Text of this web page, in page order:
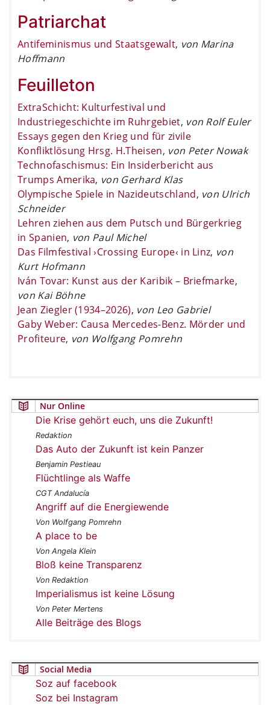
Patriarchat
Antifeminismus und Staatsgewalt, von Marina
Hoffmann
Feuilleton
ExtraSchicht: Kulturfestival und
Industriegeschichte im Ruhrgebiet, von Rolf Euler
Essays gegen den Krieg und für zivile
Konfliktlösung Hrsg. H.Theisen, von Peter Nowak
Technofaschismus: Ein Insiderbericht aus
Trumps Amerika, von Gerhard Klas
Olympische Spiele in Nazideutschland, von Ulrich
Schneider
Lehren ziehen aus dem Putsch und Bürgerkrieg
in Spanien, von Paul Michel
Das Filmfestival ›Crossing Europe‹ in Linz, von
Kurt Hofmann
Iván Tovar: Kunst aus der Karibik – Briefmarke,
von Kai Böhne
Jean Ziegler (1934–2026), von Leo Gabriel
Gaby Weber: Causa Mercedes-Benz. Mörder und
Profiteure, von Wolfgang Pomrehn
Nur Online
Die Krise gehört euch, uns die Zukunft!
Redaktion
Das Auto der Zukunft ist kein Panzer
Benjamin Pestieau
Flüchtlinge als Waffe
CGT Andalucía
Angriff auf die Energiewende
Von Wolfgang Pomrehn
A place to be
Von Angela Klein
Bloß keine Transparenz
Von Redaktion
Imperialismus ist keine Lösung
Von Peter Mertens
Alle Beiträge des Blogs
Social Media
Soz auf facebook
Soz bei Instagram